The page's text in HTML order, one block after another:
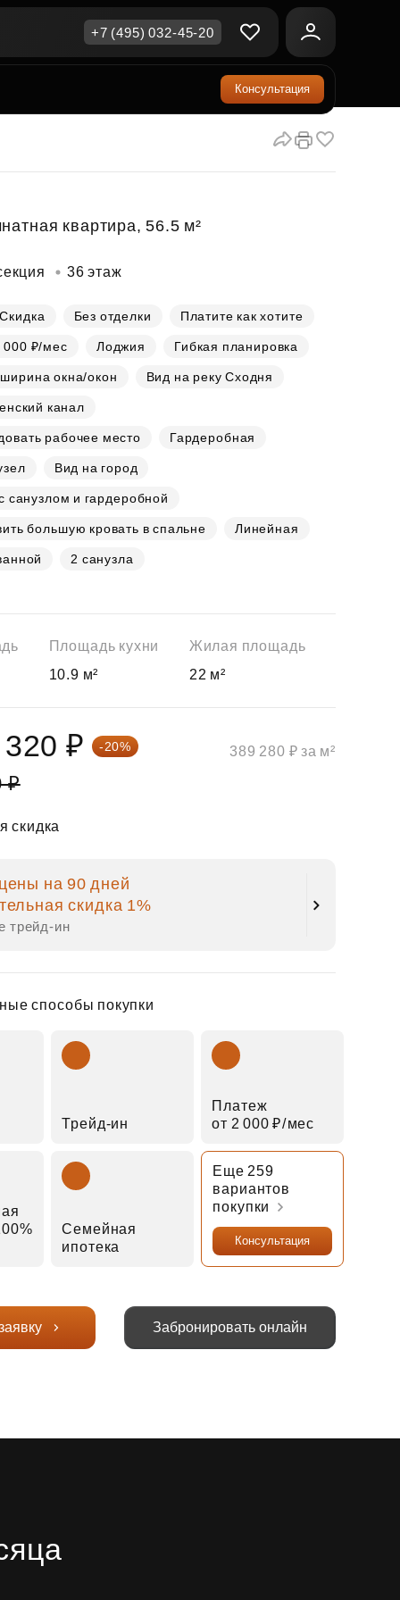
недвижимость
в окружении природы
для роста
и ответы
на популярные вопросы
и скидки
капитал
+7 (495) 032-45-20
Консультация
₽
₽ -20%
скидка
на 90 дней
скидка 1%
трейд‑ин
способы покупки
Трейд‑ин
Платеж
от 2 000 ₽⁠/⁠мес
Семейная
ипотека
Еще 259
вариантов
покупки
Консультация
389 280 ₽ за м²
Забронировать онлайн
квартира, 56.5 м²
36 этаж
Скидка Без отделки Платите как хотите
000 ₽/мес Лоджия Гибкая планировка
окна/окон Вид на реку Сходня
канал
рабочее место Гардеробная
Вид на город
санузлом и гардеробной
большую кровать в спальне Линейная
2 санузла
Площадь кухни
10.9 м²
Жилая площадь
22 м²